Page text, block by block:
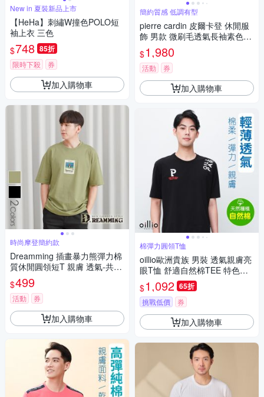
New in 夏裝新品上市
【HeHa】刺繡W撞色POLO短
袖上衣 三色
$748 85折
限時下殺 券
加入購物車
時尚摩登簡約款
Dreamming 插畫暴力熊彈力棉
質休閒圓領短T 親膚 透氣-共二
$499
活動 券
加入購物車
簡約質感 低調有型
pierre cardin 皮爾卡登 休閒服
飾 男款 微刷毛透氣長袖素色大
學T-軍綠色(5255291-43)
$1,980
活動 券
加入購物車
棉彈力圓領T恤
oillio歐洲貴族 男裝 透氣親膚亮
眼T恤 舒適自然棉TEE 特色印
花 黑色 法國品牌
$1,092 65折
挑戰低價 券
加入購物車